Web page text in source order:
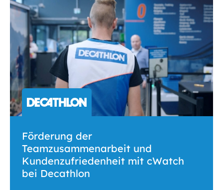
Förderung der
Teamzusammenarbeit und
Kundenzufriedenheit mit cWatch
bei Decathlon